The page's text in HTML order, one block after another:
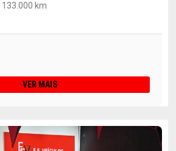
133.000 km
VER MAIS